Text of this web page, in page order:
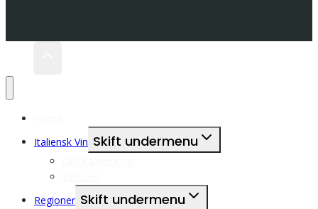
Italiensk Vin Skift undermenu
Regioner Skift undermenu